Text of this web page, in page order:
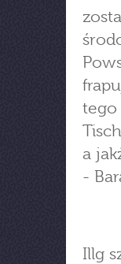
tego
a
-
Illg